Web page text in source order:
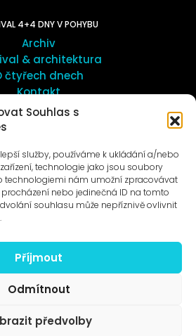
Souhlas s
služby, používáme k ukládání a/nebo
technologie jako jsou soubory
technologiemi nám umožní zpracovávat
nebo jedinečná ID na tomto
souhlasu může nepříznivě ovlivnit
Příjmout
Odmítnout
předvolby
4+4 DNY V POHYBU
Archiv
& architektura
čtyřech dnech
Kontakt
umění v Motole
na e-mail